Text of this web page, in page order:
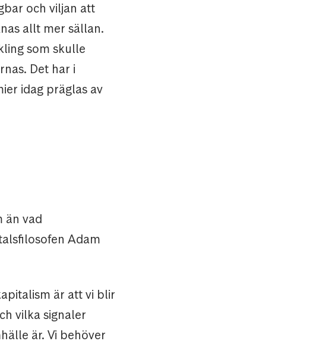
och viljan att
allt mer sällan.
som skulle
Det har i
idag präglas av
än vad
Adam
är att vi blir
vilka signaler
är. Vi behöver